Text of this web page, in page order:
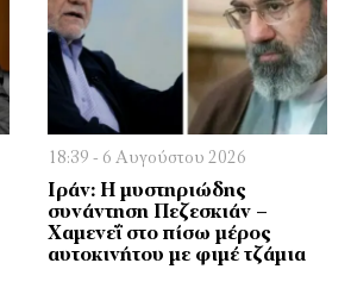
18:39 - 6 Αυγούστου 2026
Ιράν: Η μυστηριώδης
συνάντηση Πεζεσκιάν –
Χαμενεΐ στο πίσω μέρος
αυτοκινήτου με φιμέ τζάμια